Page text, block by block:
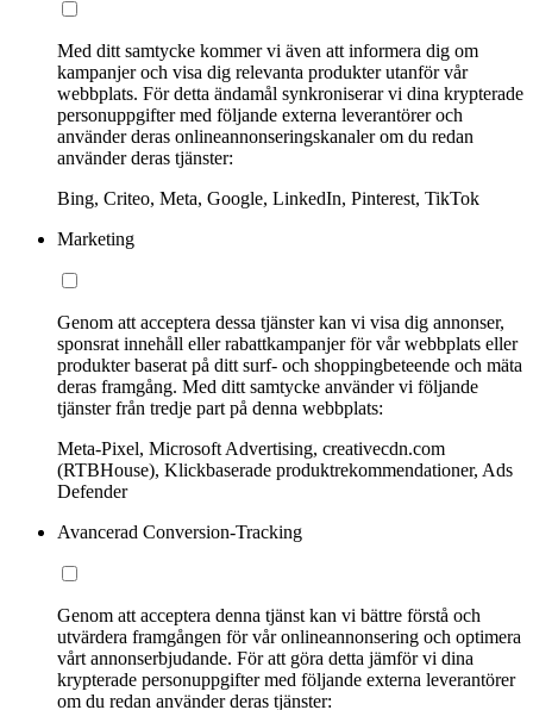
Med ditt samtycke kommer vi även att informera dig om
kampanjer och visa dig relevanta produkter utanför vår
webbplats. För detta ändamål synkroniserar vi dina krypterade
personuppgifter med följande externa leverantörer och
använder deras onlineannonseringskanaler om du redan
använder deras tjänster:
Bing, Criteo, Meta, Google, LinkedIn, Pinterest, TikTok
Marketing
Genom att acceptera dessa tjänster kan vi visa dig annonser,
sponsrat innehåll eller rabattkampanjer för vår webbplats eller
produkter baserat på ditt surf- och shoppingbeteende och mäta
deras framgång. Med ditt samtycke använder vi följande
tjänster från tredje part på denna webbplats:
Meta-Pixel, Microsoft Advertising, creativecdn.com
(RTBHouse), Klickbaserade produktrekommendationer, Ads
Defender
Avancerad Conversion-Tracking
Genom att acceptera denna tjänst kan vi bättre förstå och
utvärdera framgången för vår onlineannonsering och optimera
vårt annonserbjudande. För att göra detta jämför vi dina
krypterade personuppgifter med följande externa leverantörer
om du redan använder deras tjänster: